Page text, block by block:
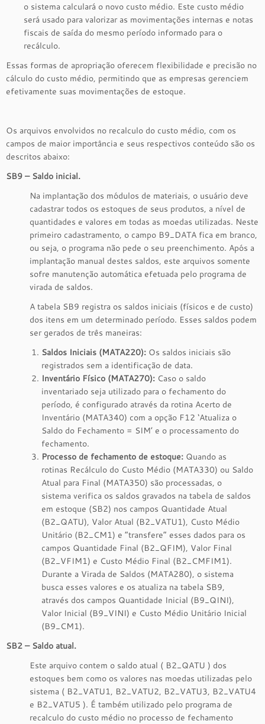
o sistema calculará o novo custo médio. Este custo médio
será usado para valorizar as movimentações internas e notas
fiscais de saída do mesmo período informado para o
recálculo.
Essas formas de apropriação oferecem flexibilidade e precisão no
cálculo do custo médio, permitindo que as empresas gerenciem
efetivamente suas movimentações de estoque.
Os arquivos envolvidos no recalculo do custo médio, com os
campos de maior importância e seus respectivos conteúdo são os
descritos abaixo:
SB9 – Saldo inicial.
Na implantação dos módulos de materiais, o usuário deve
cadastrar todos os estoques de seus produtos, a nível de
quantidades e valores em todas as moedas utilizadas. Neste
primeiro cadastramento, o campo B9_DATA fica em branco,
ou seja, o programa não pede o seu preenchimento. Após a
implantação manual destes saldos, este arquivos somente
sofre manutenção automática efetuada pelo programa de
virada de saldos.
A tabela SB9 registra os saldos iniciais (físicos e de custo)
dos itens em um determinado período. Esses saldos podem
ser gerados de três maneiras:
Saldos Iniciais (MATA220): Os saldos iniciais são
registrados sem a identificação de data.
Inventário Físico (MATA270): Caso o saldo
inventariado seja utilizado para o fechamento do
período, é configurado através da rotina Acerto de
Inventário (MATA340) com a opção F12 ‘Atualiza o
Saldo do Fechamento = SIM’ e o processamento do
fechamento.
Processo de fechamento de estoque: Quando as
rotinas Recálculo do Custo Médio (MATA330) ou Saldo
Atual para Final (MATA350) são processadas, o
sistema verifica os saldos gravados na tabela de saldos
em estoque (SB2) nos campos Quantidade Atual
(B2_QATU), Valor Atual (B2_VATU1), Custo Médio
Unitário (B2_CM1) e “transfere” esses dados para os
campos Quantidade Final (B2_QFIM), Valor Final
(B2_VFIM1) e Custo Médio Final (B2_CMFIM1).
Durante a Virada de Saldos (MATA280), o sistema
busca esses valores e os atualiza na tabela SB9,
através dos campos Quantidade Inicial (B9_QINI),
Valor Inicial (B9_VINI) e Custo Médio Unitário Inicial
(B9_CM1).
SB2 – Saldo atual.
Este arquivo contem o saldo atual ( B2_QATU ) dos
estoques bem como os valores nas moedas utilizadas pelo
sistema ( B2_VATU1, B2_VATU2, B2_VATU3, B2_VATU4
e B2_VATU5 ). É também utilizado pelo programa de
recalculo do custo médio no processo de fechamento